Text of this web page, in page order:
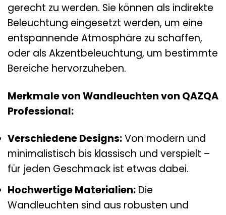
gerecht zu werden. Sie können als indirekte
Beleuchtung eingesetzt werden, um eine
entspannende Atmosphäre zu schaffen,
oder als Akzentbeleuchtung, um bestimmte
Bereiche hervorzuheben.
Merkmale von Wandleuchten von QAZQA
Professional:
Verschiedene Designs:Von modern und
minimalistisch bis klassisch und verspielt –
für jeden Geschmack ist etwas dabei.
Hochwertige Materialien: Die
Wandleuchten sind aus robusten und